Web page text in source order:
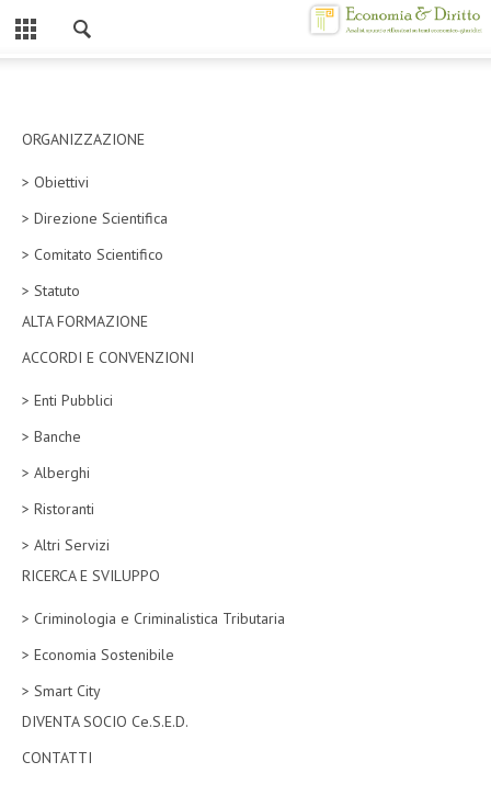
CHI SIAMO
MISSION
CONTATTI
ATTO COSTITUTIVO E STATUTO
ORGANIZZAZIONE
OBIETTIVI
DIREZIONE SCIENTIFICA
ALTA FORMAZIONE
LA RIVISTA
ORGANIZZAZIONE
> Obiettivi
> Direzione Scientifica
> Comitato Scientifico
> Statuto
ALTA FORMAZIONE
ACCORDI E CONVENZIONI
> Enti Pubblici
> Banche
> Alberghi
> Ristoranti
> Altri Servizi
RICERCA E SVILUPPO
> Criminologia e Criminalistica Tributaria
> Economia Sostenibile
> Smart City
DIVENTA SOCIO Ce.S.E.D.
CONTATTI